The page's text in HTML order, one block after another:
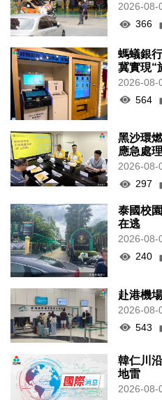
2026-08-
366
螞蟻銀
冀實現“
2026-08-
564
黑沙環
應急處
2026-08-
297
泰國校
在逃
2026-08-
240
赴港機
2026-08-
543
韓仁川
地雷
2026-08-